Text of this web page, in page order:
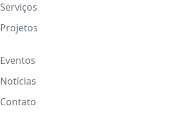
Serviços
Projetos
Eventos
Notícias
Contato